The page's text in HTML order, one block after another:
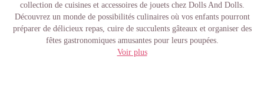
collection de cuisines et accessoires de jouetschez Dolls And Dolls.
Découvrez un monde de possibilités culinaires où vos enfants pourront
préparer de délicieux repas, cuire de succulents gâteaux et organiser des
fêtes gastronomiques amusantes pour leurs poupées.
Des heures infinies de plaisir et
Voir plus